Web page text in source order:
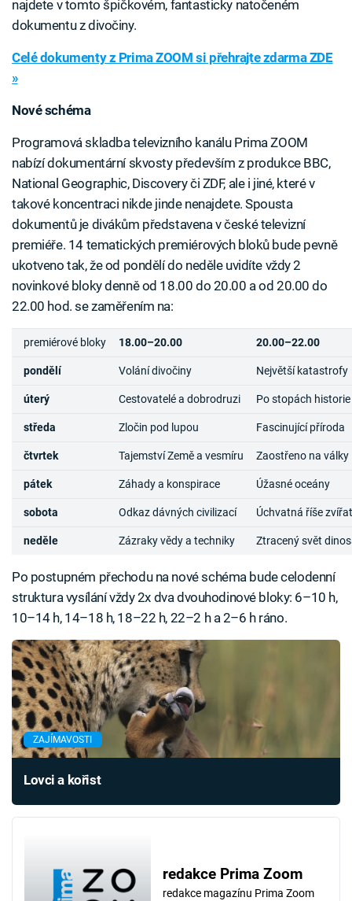
najdete v tomto špičkovém, fantasticky natočeném
dokumentu z divočiny.
Celé dokumenty z Prima ZOOM si přehrajte zdarma ZDE
»
Nové schéma
Programová skladba televizního kanálu Prima ZOOM
nabízí dokumentární skvosty především z produkce BBC,
National Geographic, Discovery či ZDF, ale i jiné, které v
takové koncentraci nikde jinde nenajdete. Spousta
dokumentů je divákům představena v české televizní
premiéře. 14 tematických premiérových bloků bude pevně
ukotveno tak, že od pondělí do neděle uvidíte vždy 2
novinkové bloky denně od 18.00 do 20.00 a od 20.00 do
22.00 hod. se zaměřením na:
premiérové bloky 18.00–20.00 20.00–22.00
pondělí Volání divočiny Největší katastrofy
úterý Cestovatelé a dobrodruzi Po stopách historie
středa Zločin pod lupou Fascinující příroda
čtvrtek Tajemství Země a vesmíru Zaostřeno na války
pátek Záhady a konspirace Úžasné oceány
sobota Odkaz dávných civilizací Úchvatná říše zvířat
neděle Zázraky vědy a techniky Ztracený svět
Po postupném přechodu na nové schéma bude celodenní
struktura vysílání vždy 2x dva dvouhodinové bloky: 6–10 h,
10–14 h, 14–18 h, 18–22 h, 22–2 h a 2–6 h ráno.
ZAJÍMAVOSTI
Lovci a kořist
redakce Prima Zoom
redakce magazínu Prima Zoom